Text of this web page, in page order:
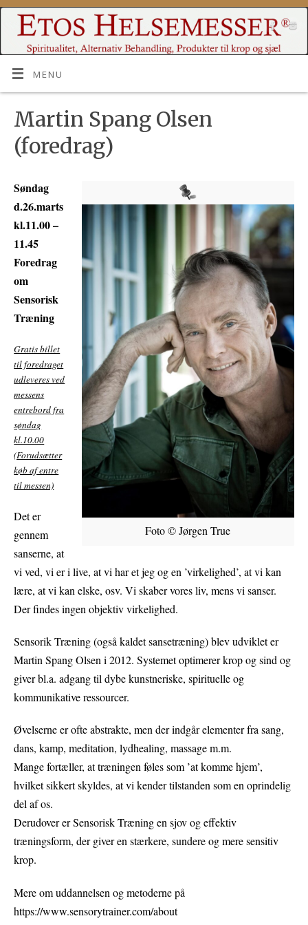
MENU
Martin Spang Olsen
(foredrag)
Foto © Jørgen True
Søndag
d.26.marts
kl.11.00 –
11.45
Foredrag
om
Sensorisk
Træning
Gratis billet
til foredraget
udleveres ved
messens
entrebord fra
søndag
kl.10.00
(Forudsætter
køb af entre
til messen)
Det er
gennem
sanserne, at
vi ved, vi er i live, at vi har et jeg og en ’virkelighed’, at vi kan
lære, at vi kan elske, osv. Vi skaber vores liv, mens vi sanser.
Der findes ingen objektiv virkelighed.
Sensorik Træning (også kaldet sansetræning) blev udviklet er
Martin Spang Olsen i 2012. Systemet optimerer krop og sind og
giver bl.a. adgang til dybe kunstneriske, spirituelle og
kommunikative ressourcer.
Øvelserne er ofte abstrakte, men der indgår elementer fra sang,
dans, kamp, meditation, lydhealing, massage m.m.
Mange fortæller, at træningen føles som ’at komme hjem’,
hvilket sikkert skyldes, at vi kender tilstanden som en oprindelig
del af os.
Derudover er Sensorisk Træning en sjov og effektiv
træningsform, der giver en stærkere, sundere og mere sensitiv
krop.
Mere om uddannelsen og metoderne på
https://www.sensorytrainer.com/about